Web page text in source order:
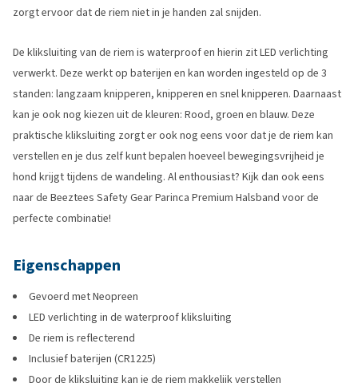
zorgt ervoor dat de riem niet in je handen zal snijden.
De kliksluiting van de riem is waterproof en hierin zit LED verlichting
verwerkt. Deze werkt op baterijen en kan worden ingesteld op de 3
standen: langzaam knipperen, knipperen en snel knipperen. Daarnaast
kan je ook nog kiezen uit de kleuren: Rood, groen en blauw. Deze
praktische kliksluiting zorgt er ook nog eens voor dat je de riem kan
verstellen en je dus zelf kunt bepalen hoeveel bewegingsvrijheid je
hond krijgt tijdens de wandeling. Al enthousiast? Kijk dan ook eens
naar de Beeztees Safety Gear Parinca Premium Halsband voor de
perfecte combinatie!
Eigenschappen
Gevoerd met Neopreen
LED verlichting in de waterproof kliksluiting
De riem is reflecterend
Inclusief baterijen (CR1225)
Door de kliksluiting kan je de riem makkelijk verstellen